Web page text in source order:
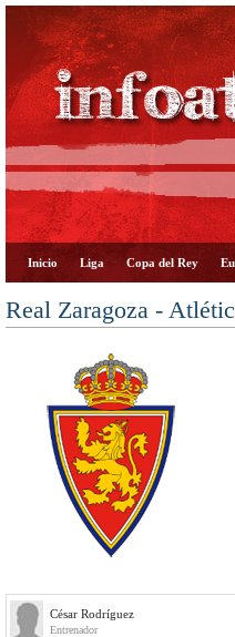
Inicio Liga Copa del Rey
Real Zaragoza -
César Rodríguez
Entrenador